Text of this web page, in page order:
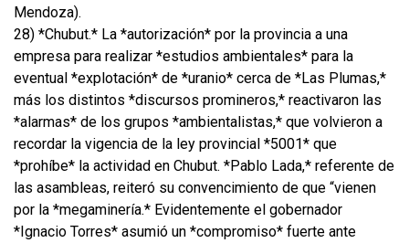
Mendoza).
28) *Chubut.* La *autorización* por la provincia a una
empresa para realizar *estudios ambientales* para la
eventual *explotación* de *uranio* cerca de *Las Plumas,*
más los distintos *discursos promineros,* reactivaron las
*alarmas* de los grupos *ambientalistas,* que volvieron a
recordar la vigencia de la ley provincial *5001* que
*prohíbe* la actividad en Chubut. *Pablo Lada,* referente de
las asambleas, reiteró su convencimiento de que “vienen
por la *megaminería.* Evidentemente el gobernador
*Ignacio Torres* asumió un *compromiso* fuerte ante